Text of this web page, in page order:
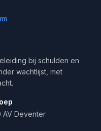
bij schulden en
wachtlijst, met
AV Deventer